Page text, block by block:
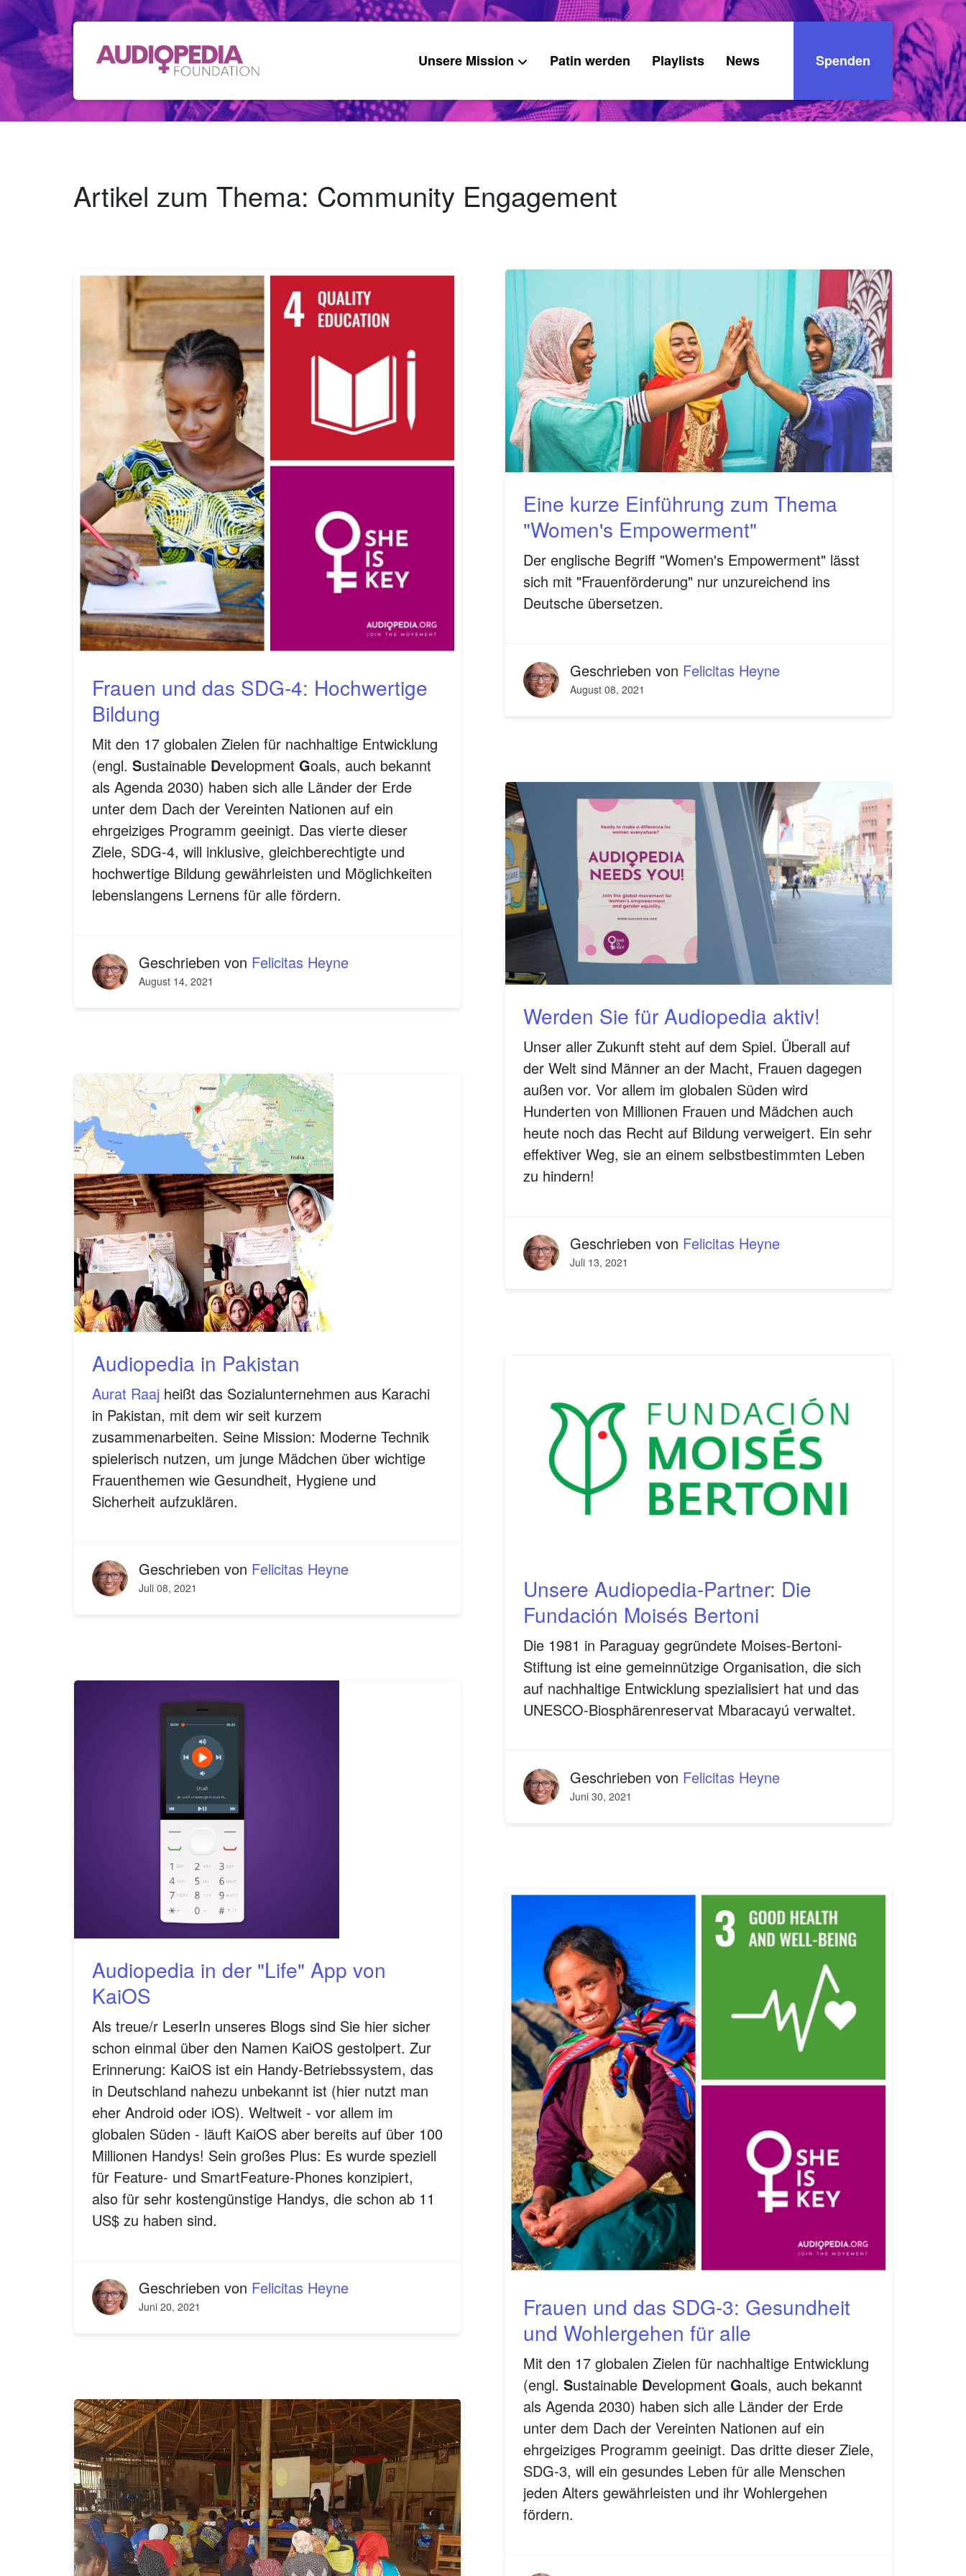
Unsere Mission Patin werden Playlists News Spenden
Artikel zum Thema: Community Engagement
Frauen und das SDG-4: Hochwertige
Bildung
Mit den 17 globalen Zielen für nachhaltige Entwicklung
(engl. Sustainable Development Goals, auch bekannt
als Agenda 2030) haben sich alle Länder der Erde
unter dem Dach der Vereinten Nationen auf ein
ehrgeiziges Programm geeinigt. Das vierte dieser
Ziele, SDG-4, will inklusive, gleichberechtigte und
hochwertige Bildung gewährleisten und Möglichkeiten
lebenslangens Lernens für alle fördern.
Geschrieben von Felicitas Heyne
August 14, 2021
Eine kurze Einführung zum Thema
"Women's Empowerment"
Der englische Begriff "Women's Empowerment" lässt
sich mit "Frauenförderung" nur unzureichend ins
Deutsche übersetzen.
Geschrieben von Felicitas Heyne
August 08, 2021
Werden Sie für Audiopedia aktiv!
Unser aller Zukunft steht auf dem Spiel. Überall auf
der Welt sind Männer an der Macht, Frauen dagegen
außen vor. Vor allem im globalen Süden wird
Hunderten von Millionen Frauen und Mädchen auch
heute noch das Recht auf Bildung verweigert. Ein sehr
effektiver Weg, sie an einem selbstbestimmten Leben
zu hindern!
Geschrieben von Felicitas Heyne
Juli 13, 2021
Audiopedia in Pakistan
Aurat Raaj heißt das Sozialunternehmen aus Karachi
in Pakistan, mit dem wir seit kurzem
zusammenarbeiten. Seine Mission: Moderne Technik
spielerisch nutzen, um junge Mädchen über wichtige
Frauenthemen wie Gesundheit, Hygiene und
Sicherheit aufzuklären.
Geschrieben von Felicitas Heyne
Juli 08, 2021
Unsere Audiopedia-Partner: Die
Fundación Moisés Bertoni
Die 1981 in Paraguay gegründete Moises-Bertoni-
Stiftung ist eine gemeinnützige Organisation, die sich
auf nachhaltige Entwicklung spezialisiert hat und das
UNESCO-Biosphärenreservat Mbaracayú verwaltet.
Geschrieben von Felicitas Heyne
Juni 30, 2021
Audiopedia in der "Life" App von
KaiOS
Als treue/r LeserIn unseres Blogs sind Sie hier sicher
schon einmal über den Namen KaiOS gestolpert. Zur
Erinnerung: KaiOS ist ein Handy-Betriebssystem, das
in Deutschland nahezu unbekannt ist (hier nutzt man
eher Android oder iOS). Weltweit - vor allem im
globalen Süden - läuft KaiOS aber bereits auf über 100
Millionen Handys! Sein großes Plus: Es wurde speziell
für Feature- und SmartFeature-Phones konzipiert,
also für sehr kostengünstige Handys, die schon ab 11
US$ zu haben sind.
Geschrieben von Felicitas Heyne
Juni 20, 2021
Frauen und das SDG-3: Gesundheit
und Wohlergehen für alle
Mit den 17 globalen Zielen für nachhaltige Entwicklung
(engl. Sustainable Development Goals, auch bekannt
als Agenda 2030) haben sich alle Länder der Erde
unter dem Dach der Vereinten Nationen auf ein
ehrgeiziges Programm geeinigt. Das dritte dieser Ziele,
SDG-3, will ein gesundes Leben für alle Menschen
jeden Alters gewährleisten und ihr Wohlergehen
fördern.